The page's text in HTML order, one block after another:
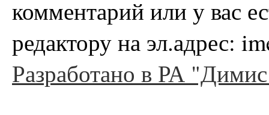
комментарий или у вас
редактору на эл.адрес:
Разработано в РА